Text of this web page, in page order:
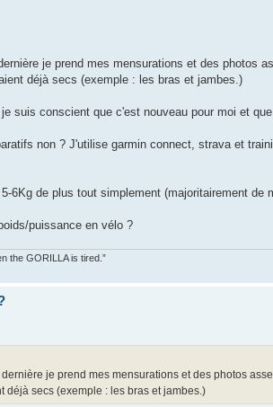
je prend mes mensurations et des photos
déjà secs (exemple : les bras et jambes.)
suis conscient que c'est nouveau pour moi et
non ? J'utilise garmin connect, strava et
6Kg de plus tout simplement (majoritairement de
puissance en vélo ?
the GORILLA is tired.”
je prend mes mensurations et des photos
déjà secs (exemple : les bras et jambes.)